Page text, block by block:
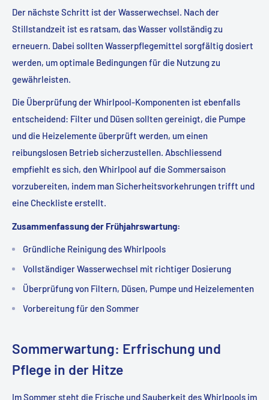
Der nächste Schritt ist der Wasserwechsel. Nach der
Stillstandzeit ist es ratsam, das Wasser vollständig zu
erneuern. Dabei sollten Wasserpflegemittel sorgfältig dosiert
werden, um optimale Bedingungen für die Nutzung zu
gewährleisten.
Die Überprüfung der Whirlpool-Komponenten ist ebenfalls
entscheidend: Filter und Düsen sollten gereinigt, die Pumpe
und die Heizelemente überprüft werden, um einen
reibungslosen Betrieb sicherzustellen. Abschliessend
empfiehlt es sich, den Whirlpool auf die Sommersaison
vorzubereiten, indem man Sicherheitsvorkehrungen trifft und
eine Checkliste erstellt.
Zusammenfassung der Frühjahrswartung:
Gründliche Reinigung des Whirlpools
Vollständiger Wasserwechsel mit richtiger Dosierung
Überprüfung von Filtern, Düsen, Pumpe und Heizelementen
Vorbereitung für den Sommer
Sommerwartung: Erfrischung und
Pflege in der Hitze
Im Sommer steht die Frische und Sauberkeit des Whirlpools im